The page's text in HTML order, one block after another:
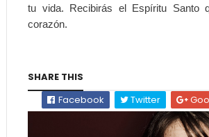
tu vida. Recibirás el Espíritu Santo
corazón.
SHARE THIS
Facebook
Twitter